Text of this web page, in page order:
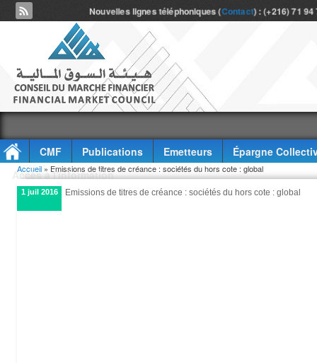
Nouvelles lignes téléphoniques (Contact) : (+216) 71
CMF Publications Emetteurs
Épargne
Accès à l'information
Vous êtes ici
Accueil » Emissions de titres de créance : sociétés du hors cote : global
1 juil 2016 Emissions de titres de créance : sociétés du hors cote : global